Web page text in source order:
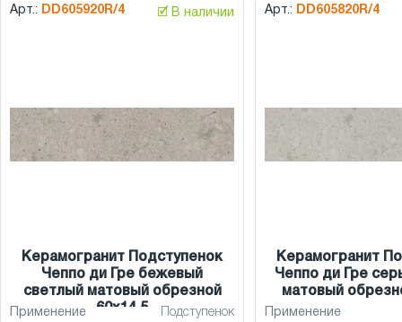
Арт.: DD605920R/4 🗹 В наличии
Керамогранит Подступенок
Чеппо ди Гре бежевый
светлый матовый обрезной
60x14,5
Применение
Подступенок
Арт.: DD605820R/4
Керамогранит
Чеппо ди Гре
матовый
Применение